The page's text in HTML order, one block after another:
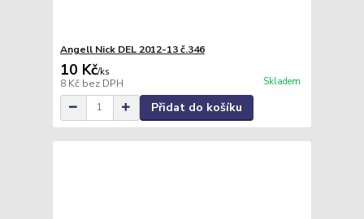
Angell Nick DEL 2012-13 č.346
10 Kč/ks
8 Kč bez DPH Skladem
Přidat do košíku